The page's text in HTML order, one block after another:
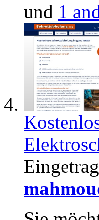
und 1